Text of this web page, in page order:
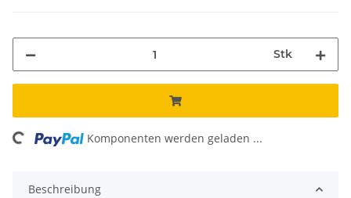
Stk
Komponenten werden geladen ...
Beschreibung